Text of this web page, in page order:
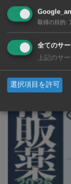
SNSで毎日ニュ
取得の目的:
全てのサ
上記のサ
選択項目を許可